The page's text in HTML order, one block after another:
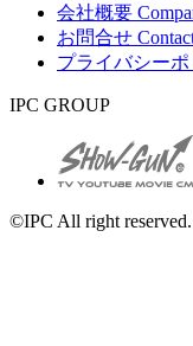
会社概要
お問合せ
プライバシー
IPC GROUP
©IPC All right reserved.